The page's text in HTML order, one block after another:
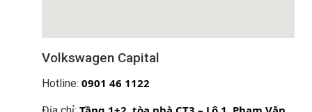
Volkswagen Capital
Hotline: 0901 46 1122